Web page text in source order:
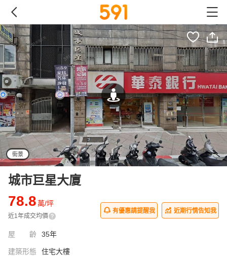
街景
城市巨星大廈
78.8萬/坪
近1年成交均價
有優惠請提醒我 近期行情告知我
屋齡 35年
建築形態 住宅大樓